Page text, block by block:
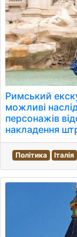
Римський
можливі
персонажів
накладення
Політика Італія